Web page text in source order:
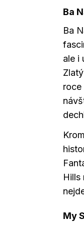
Ba
Ba
ale i
roce
Hills
My